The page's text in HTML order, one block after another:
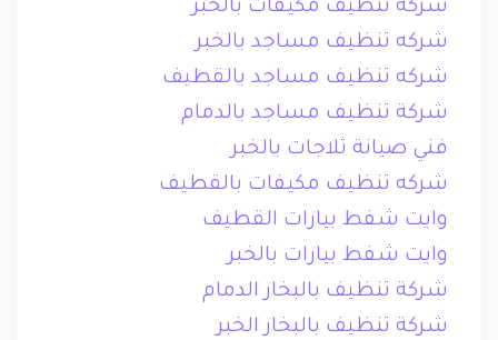
شركه تنظيف مكيفات بالخبر
شركه تنظيف مساجد بالخبر
شركه تنظيف مساجد بالقطيف
شركة تنظيف مساجد بالدمام
فني صيانة ثلاجات بالخبر
شركه تنظيف مكيفات بالقطيف
وايت شفط بيارات القطيف
وايت شفط بيارات بالخبر
شركة تنظيف بالبخار الدمام
شركة تنظيف بالبخار الخبر